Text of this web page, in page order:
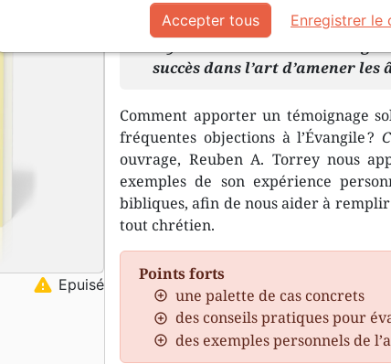
Il y a certaines conditions
succès dans l’art d’amener les
Comment apporter un témoignage
fréquentes objections à l’Évangile ?
ouvrage, Reuben A. Torrey nous
exemples de son expérience
bibliques, afin de nous aider à
tout chrétien.
Points forts
une palette de cas concrets
des conseils pratiques pour
des exemples personnels de
warning Epuisé
Accepter tous Enregistrer le